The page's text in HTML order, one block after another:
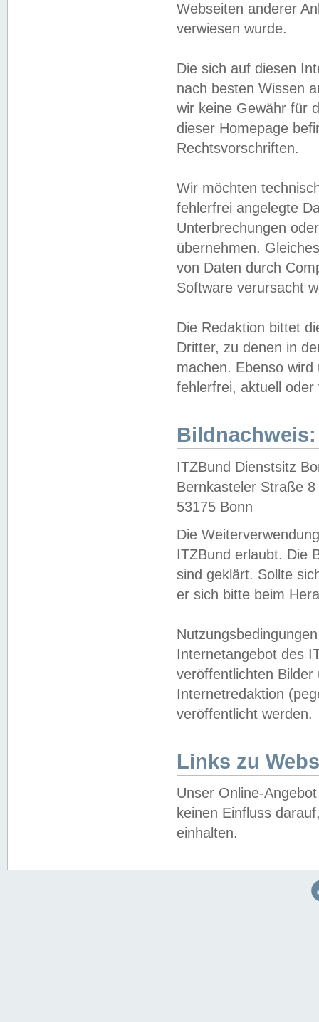
Webseiten anderer
verwiesen wurde.
Die sich auf diesen
nach besten Wissen
wir keine Gewähr für
dieser Homepage
Rechtsvorschriften.
Wir möchten
fehlerfrei angelegte
Unterbrechungen
übernehmen.
von Daten durch
Software verursacht
Die Redaktion bittet
Dritter, zu denen in
machen. Ebenso
fehlerfrei, aktuell oder
Bildnachweis:
ITZBund Dienstsitz
Bernkasteler Straße 8
53175 Bonn
Die
ITZBund erlaubt. Die
sind geklärt. Sollte
er sich bitte beim
Internetangebot des
veröffentlichten
Internetredaktion
veröffentlicht werden.
Links zu
Unser Online-
keinen Einfluss
einhalten.